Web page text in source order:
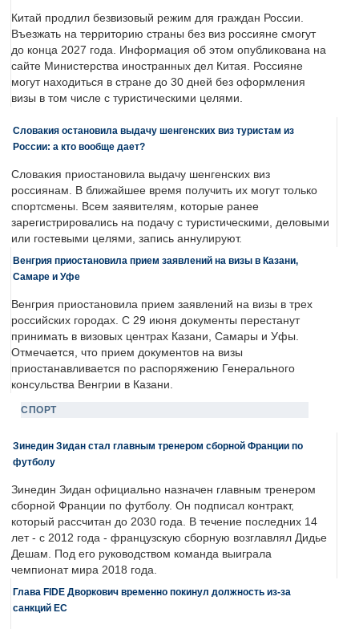
Китай продлил безвизовый режим для граждан России.
Въезжать на территорию страны без виз россияне смогут
до конца 2027 года. Информация об этом опубликована на
сайте Министерства иностранных дел Китая. Россияне
могут находиться в стране до 30 дней без оформления
визы в том числе с туристическими целями.
Словакия остановила выдачу шенгенских виз туристам из
России: а кто вообще дает?
Словакия приостановила выдачу шенгенских виз
россиянам. В ближайшее время получить их могут только
спортсмены. Всем заявителям, которые ранее
зарегистрировались на подачу с туристическими, деловыми
или гостевыми целями, запись аннулируют.
Венгрия приостановила прием заявлений на визы в Казани,
Самаре и Уфе
Венгрия приостановила прием заявлений на визы в трех
российских городах. С 29 июня документы перестанут
принимать в визовых центрах Казани, Самары и Уфы.
Отмечается, что прием документов на визы
приостанавливается по распоряжению Генерального
консульства Венгрии в Казани.
СПОРТ
Зинедин Зидан стал главным тренером сборной Франции по
футболу
Зинедин Зидан официально назначен главным тренером
сборной Франции по футболу. Он подписал контракт,
который рассчитан до 2030 года. В течение последних 14
лет - с 2012 года - французскую сборную возглавлял Дидье
Дешам. Под его руководством команда выиграла
чемпионат мира 2018 года.
Глава FIDE Дворкович временно покинул должность из-за
санкций ЕС